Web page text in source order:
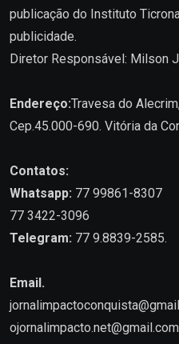
publicação do Instituto
publicidade.
Diretor Responsável: Milson
Endereço:Travesa do
Cep.45.000-690. Vitória da
Contatos:
Whatsapp: 77 99861-8307
77 3422-3096
Telegram: 77 9.8839-2585.
Email.
ojornalimpacto.net@gmail.com